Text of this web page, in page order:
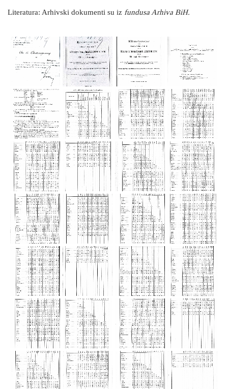
Literatura: Arhivski dokumenti su iz fundusa Arhiva BiH.